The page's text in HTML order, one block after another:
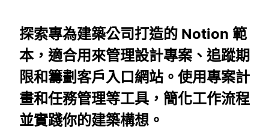
探索專為建築公司打造的 Notion 範
本，適合用來管理設計專案、追蹤期
限和籌劃客戶入口網站。使用專案計
畫和任務管理等工具，簡化工作流程
並實踐你的建築構想。